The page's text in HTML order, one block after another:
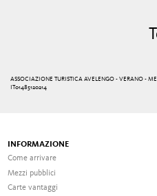
ASSOCIAZIONE TURISTICA AVELENGO - VERANO -
IT01485120214
INFORMAZIONE
Come arrivare
Mezzi pubblici
Carte vantaggi